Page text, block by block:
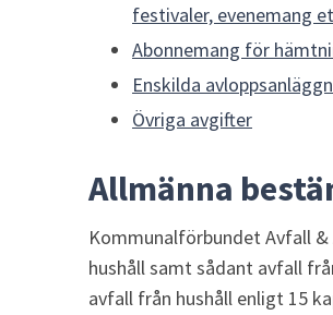
festivaler, evenemang
Abonnemang för
Enskilda
Övriga avgifter
Allmänna
Kommunalförbundet Avfall
hushåll samt sådant avfall
avfall från hushåll enligt 15